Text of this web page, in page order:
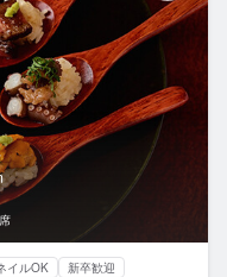
イルOK 新卒歓迎